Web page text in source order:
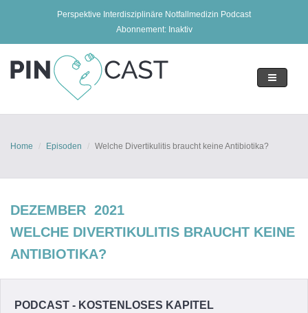
Perspektive Interdisziplinäre Notfallmedizin Podcast
Abonnement: Inaktiv
Toggle
Home Episoden Welche Divertikulitis braucht keine Antibiotika?
DEZEMBER 2021
WELCHE DIVERTIKULITIS BRAUCHT KEINE
ANTIBIOTIKA?
PODCAST - KOSTENLOSES KAPITEL